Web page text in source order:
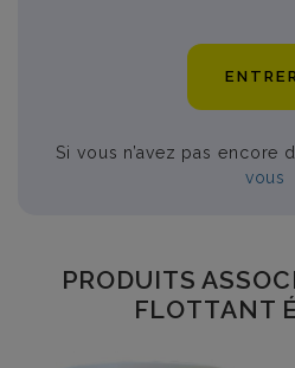
ENTRER
Si vous n’avez pas encore
vous
PRODUITS
FLOTTANT